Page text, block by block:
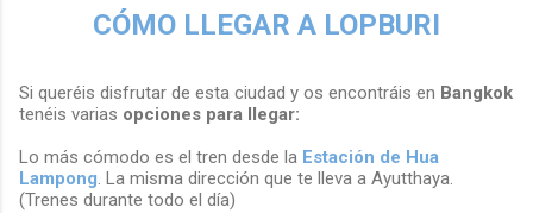
CÓMO LLEGAR A LOPBURI
Si queréis disfrutar de esta ciudad y os encontráis en Bangkok
tenéis varias opciones para llegar:
Lo más cómodo es el tren desde la Estación de Hua
Lampong. La misma dirección que te lleva a Ayutthaya.
(Trenes durante todo el día)